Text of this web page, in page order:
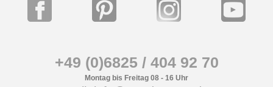
+49 (0)6825 / 404 92 70
Montag bis Freitag 08 - 16 Uhr